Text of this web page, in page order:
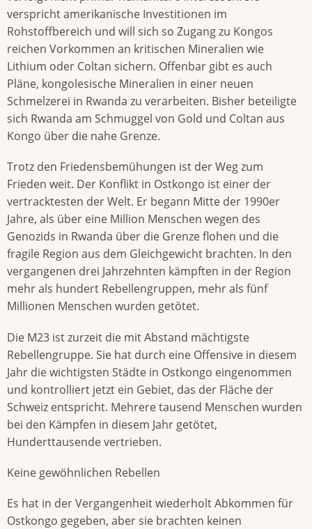
verspricht amerikanische Investitionen im
Rohstoffbereich und will sich so Zugang zu Kongos
reichen Vorkommen an kritischen Mineralien wie
Lithium oder Coltan sichern. Offenbar gibt es auch
Pläne, kongolesische Mineralien in einer neuen
Schmelzerei in Rwanda zu verarbeiten. Bisher beteiligte
sich Rwanda am Schmuggel von Gold und Coltan aus
Kongo über die nahe Grenze.
Trotz den Friedensbemühungen ist der Weg zum
Frieden weit. Der Konflikt in Ostkongo ist einer der
vertracktesten der Welt. Er begann Mitte der 1990er
Jahre, als über eine Million Menschen wegen des
Genozids in Rwanda über die Grenze flohen und die
fragile Region aus dem Gleichgewicht brachten. In den
vergangenen drei Jahrzehnten kämpften in der Region
mehr als hundert Rebellengruppen, mehr als fünf
Millionen Menschen wurden getötet.
Die M23 ist zurzeit die mit Abstand mächtigste
Rebellengruppe. Sie hat durch eine Offensive in diesem
Jahr die wichtigsten Städte in Ostkongo eingenommen
und kontrolliert jetzt ein Gebiet, das der Fläche der
Schweiz entspricht. Mehrere tausend Menschen wurden
bei den Kämpfen in diesem Jahr getötet,
Hunderttausende vertrieben.
Keine gewöhnlichen Rebellen
Es hat in der Vergangenheit wiederholt Abkommen für
Ostkongo gegeben, aber sie brachten keinen